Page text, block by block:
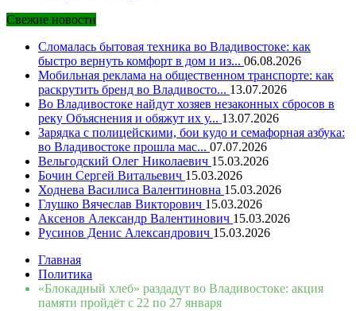
Свежие новости
Сломалась бытовая техника во Владивостоке: как
быстро вернуть комфорт в дом и из... 06.08.2026
Мобильная реклама на общественном транспорте: как
раскрутить бренд во Владивосто... 13.07.2026
Во Владивостоке найдут хозяев незаконных сбросов в
реку Объяснения и обяжут их у... 13.07.2026
Зарядка с полицейскими, бои кудо и семафорная азбука:
во Владивостоке прошла мас... 07.07.2026
Вельгодский Олег Николаевич 15.03.2026
Бочин Сергей Витальевич 15.03.2026
Ходнева Василиса Валентиновна 15.03.2026
Глушко Вячеслав Викторович 15.03.2026
Аксенов Александр Валентинович 15.03.2026
Русинов Денис Александрович 15.03.2026
Главная
Политика
«Блокадный хлеб» раздадут во Владивостоке: акция
памяти пройдёт с 22 по 27 января